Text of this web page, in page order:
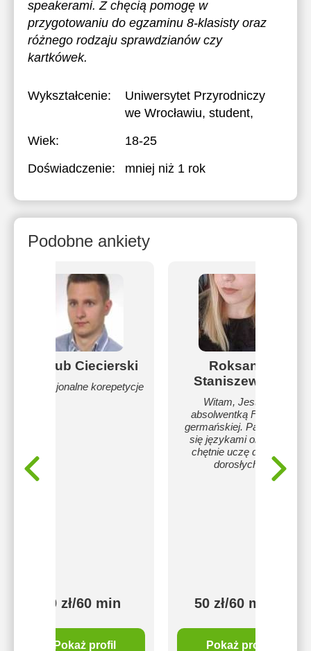
speakerami. Z chęcią pomogę w
przygotowaniu do egzaminu 8-klasisty oraz
różnego rodzaju sprawdzianów czy
kartkówek.
Wykształcenie:
Uniwersytet Przyrodniczy
we Wrocławiu, student,
Wiek:
18-25
Doświadczenie:
mniej niż 1 rok
Podobne ankiety
Jakub Ciecierski
Profesjonalne korepetycje
50 zł/60 min
Pokaż profil
Roksana
Staniszewska
Witam, Jestem
absolwentką Filologii
germańskiej. Pasjonuję
się językami obcymi,
chętnie uczę dzieci i
dorosłych.
50 zł/60 min
Pokaż profil